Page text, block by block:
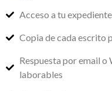
Acceso a tu
Copia de cada escrito
Respuesta por email o
laborables